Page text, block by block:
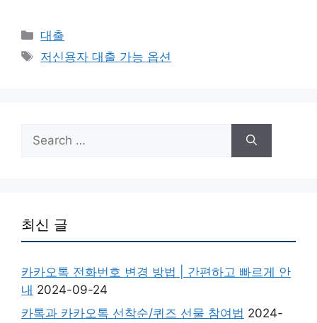
Categories
대출
Tags
저신용자 대출 가능 옵션
for:
최신 글
카카오톡 전화번호 변경 방법 | 간편하고 빠르게 안
내 2024-09-24
카톡과 카카오톡 선착순/퀴즈 선물 참여법 2024-